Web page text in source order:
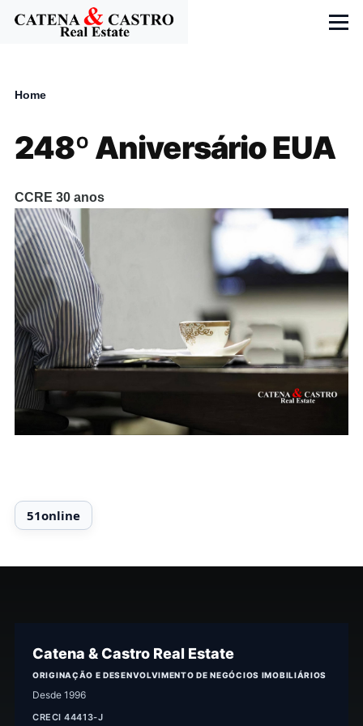
Skip to main content
Menu
Home
248º Aniversário EUA
CCRE 30 anos
Catena & Castro Real Estate
ORIGINAÇÃO E DESENVOLVIMENTO DE NEGÓCIOS IMOBILIÁRIOS
Desde 1996
CRECI 44413-J